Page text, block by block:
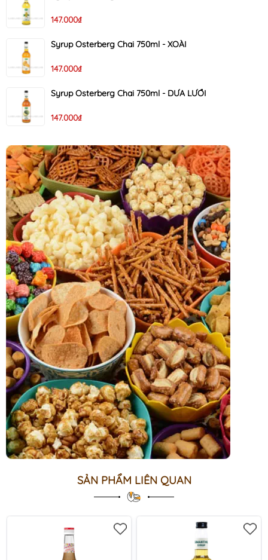
147.000₫
Syrup Osterberg Chai 750ml - XOÀI
147.000₫
Syrup Osterberg Chai 750ml - DƯA LƯỚI
147.000₫
SẢN PHẨM LIÊN QUAN